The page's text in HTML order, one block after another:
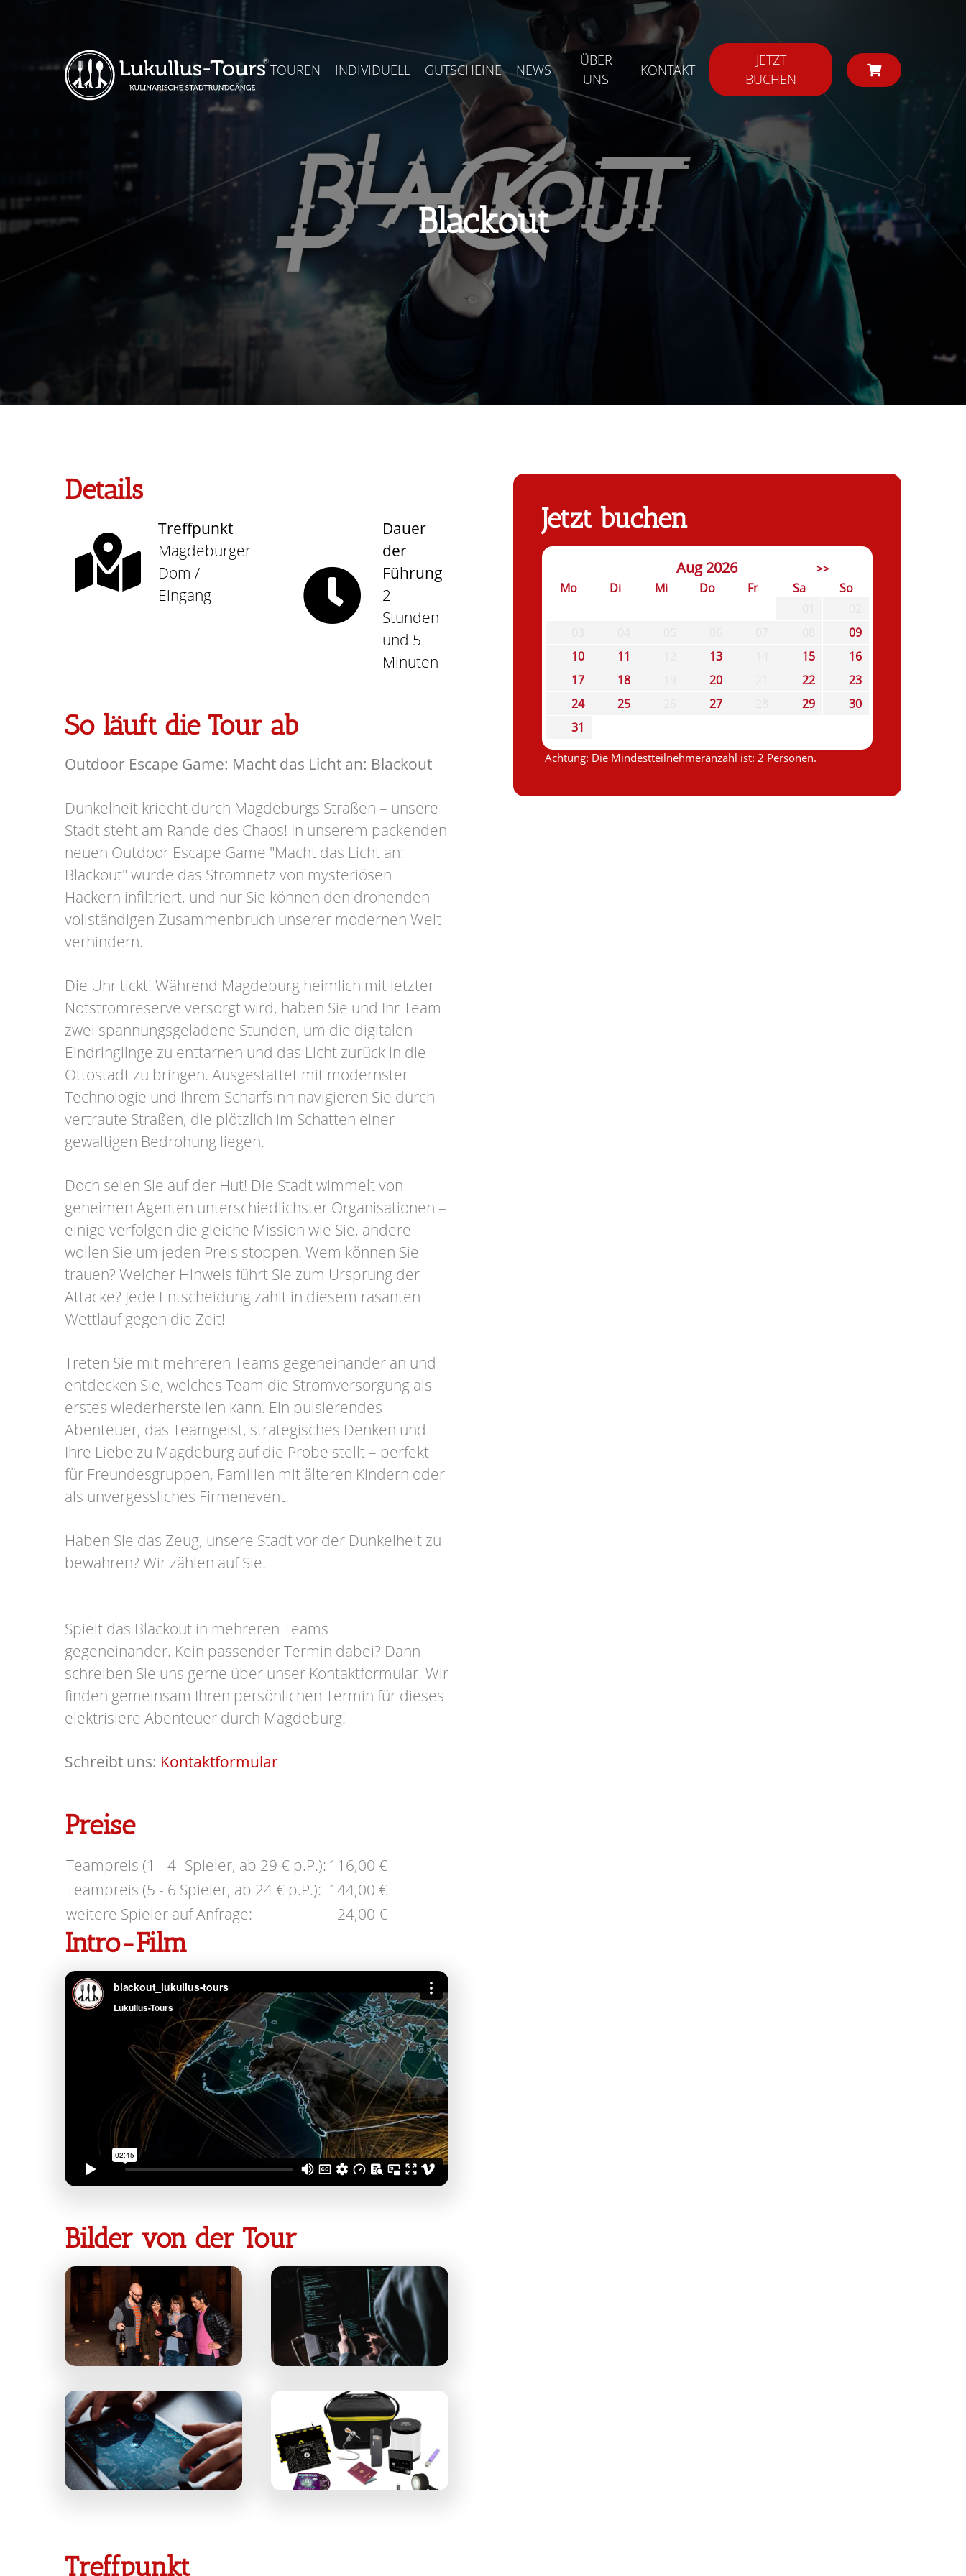
TOUREN INDIVIDUELL GUTSCHEINE NEWS
ÜBER
UNS
KONTAKT
JETZT
BUCHEN
Blackout
Details
Treffpunkt
Magdeburger
Dom /
Eingang
Dauer
der
Führung
2
Stunden
und 5
Minuten
So läuft die Tour ab
Outdoor Escape Game: Macht das Licht an: Blackout
Dunkelheit kriecht durch Magdeburgs Straßen – unsere
Stadt steht am Rande des Chaos! In unserem packenden
neuen Outdoor Escape Game "Macht das Licht an:
Blackout" wurde das Stromnetz von mysteriösen
Hackern infiltriert, und nur Sie können den drohenden
vollständigen Zusammenbruch unserer modernen Welt
verhindern.
Die Uhr tickt! Während Magdeburg heimlich mit letzter
Notstromreserve versorgt wird, haben Sie und Ihr Team
zwei spannungsgeladene Stunden, um die digitalen
Eindringlinge zu enttarnen und das Licht zurück in die
Ottostadt zu bringen. Ausgestattet mit modernster
Technologie und Ihrem Scharfsinn navigieren Sie durch
vertraute Straßen, die plötzlich im Schatten einer
gewaltigen Bedrohung liegen.
Doch seien Sie auf der Hut! Die Stadt wimmelt von
geheimen Agenten unterschiedlichster Organisationen –
einige verfolgen die gleiche Mission wie Sie, andere
wollen Sie um jeden Preis stoppen. Wem können Sie
trauen? Welcher Hinweis führt Sie zum Ursprung der
Attacke? Jede Entscheidung zählt in diesem rasanten
Wettlauf gegen die Zeit!
Treten Sie mit mehreren Teams gegeneinander an und
entdecken Sie, welches Team die Stromversorgung als
erstes wiederherstellen kann. Ein pulsierendes
Abenteuer, das Teamgeist, strategisches Denken und
Ihre Liebe zu Magdeburg auf die Probe stellt – perfekt
für Freundesgruppen, Familien mit älteren Kindern oder
als unvergessliches Firmenevent.
Haben Sie das Zeug, unsere Stadt vor der Dunkelheit zu
bewahren? Wir zählen auf Sie!
Spielt das Blackout in mehreren Teams
gegeneinander. Kein passender Termin dabei? Dann
schreiben Sie uns gerne über unser Kontaktformular. Wir
finden gemeinsam Ihren persönlichen Termin für dieses
elektrisiere Abenteuer durch Magdeburg!
Schreibt uns: Kontaktformular
Preise
Teampreis (1 - 4 -Spieler, ab 29 € p.P.): 116,00 €
Teampreis (5 - 6 Spieler, ab 24 € p.P.): 144,00 €
weitere Spieler auf Anfrage:
24,00 €
Intro-Film
Bilder von der Tour
Treffpunkt
Jetzt buchen
Aug 2026 >>
Mo Di Mi Do Fr Sa
So
09
10
11 13 15
16
17
18 20 22
23
24
25 27 29
30
31
Achtung: Die Mindestteilnehmeranzahl ist: 2 Personen.